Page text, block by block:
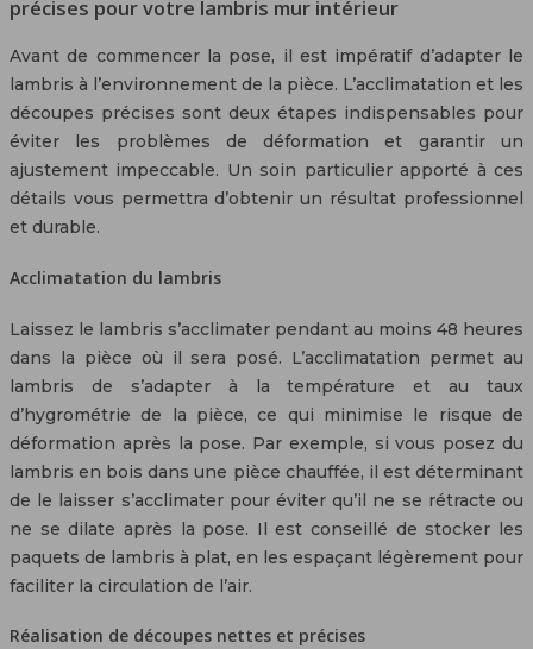
précises pour votre lambris mur intérieur
Avant de commencer la pose, il est impératif d’adapter le
lambris à l’environnement de la pièce. L’acclimatation et les
découpes précises sont deux étapes indispensables pour
éviter les problèmes de déformation et garantir un
ajustement impeccable. Un soin particulier apporté à ces
détails vous permettra d’obtenir un résultat professionnel
et durable.
Acclimatation du lambris
Laissez le lambris s’acclimater pendant au moins 48 heures
dans la pièce où il sera posé. L’acclimatation permet au
lambris de s’adapter à la température et au taux
d’hygrométrie de la pièce, ce qui minimise le risque de
déformation après la pose. Par exemple, si vous posez du
lambris en bois dans une pièce chauffée, il est déterminant
de le laisser s’acclimater pour éviter qu’il ne se rétracte ou
ne se dilate après la pose. Il est conseillé de stocker les
paquets de lambris à plat, en les espaçant légèrement pour
faciliter la circulation de l’air.
Réalisation de découpes nettes et précises